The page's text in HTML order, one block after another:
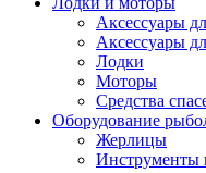
Аксессуары
Аксессуары
Лодки
Моторы
Средства
Оборудование
Жерлицы
Инструменты